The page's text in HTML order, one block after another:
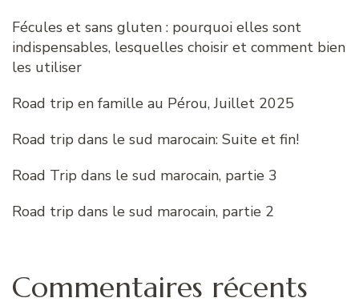
Fécules et sans gluten : pourquoi elles sont
indispensables, lesquelles choisir et comment bien
les utiliser
Road trip en famille au Pérou, Juillet 2025
Road trip dans le sud marocain: Suite et fin!
Road Trip dans le sud marocain, partie 3
Road trip dans le sud marocain, partie 2
Commentaires récents